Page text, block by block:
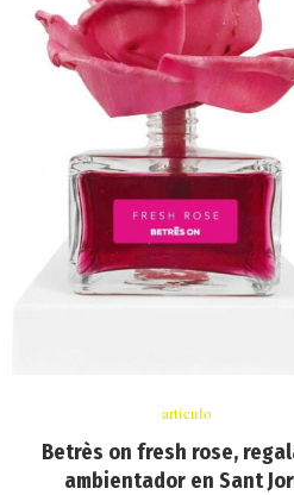
artículo
Betrès on fresh rose,
ambientador en Sant